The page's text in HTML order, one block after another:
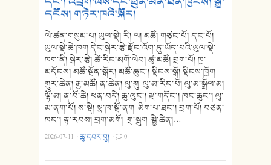
དངོས། གཏེར་ཁའི་སྐོར།
ལེ་ཚན་གསུམ་པ། ཡུལ་སྡེ། རི། ལ། མཚོ། གཙང་པོ། དང་པོ།
ཡུལ་སྡེ་ཆེ་ཁག དེང་སྒེར་རྩེ་རྫོང་འོག་ཏུ་ཡོད་པའི་ཡུལ་སྡེ་
ཁག་ནི། སྒེར་རྩེ། ཚེ་རིང་མགོ་ལེབ། ཚྭ་མཚོ། བྲག་པོ། ཁྲ་
མདོངས། མཚོ་སྔོན་སྒོར། མཚོ་ཆུང་། སྡིངས་སྒོ། སྡིངས་ཁྲོག
གུར་ཆེན། རྒྱ་མཚོ། ན་ཆེན། ལུ་གུ ལུ་མ་རིང་པོ། ལུ་མ་སྒྲོལ་མ།
ལྷོ་མ། ན་བོ་ཆེ། ཕན་བདེ། ཆུ་ལུང་། རྫ་གདོང་། ཁང་ཆུང་། ལུ་
མ་ནག་པོ། ས་སྡེ། སྣ་ཁ་སྔོ་ནག མིག་པ་ཐང་། བྲག་པོ། བཙན་
ཁང་། རྟ་རབས། བྲག་མགོ། གྲ་སྦུག སྒྱེ་ཆེན།…
2026-07-11 ·ཆུ་དབར་བུ། · 0